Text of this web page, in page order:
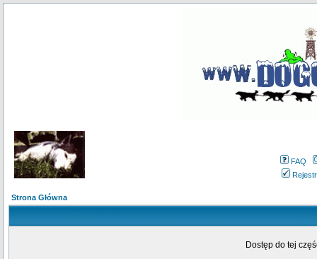
FAQ
Strona Główna
Dostęp do tej